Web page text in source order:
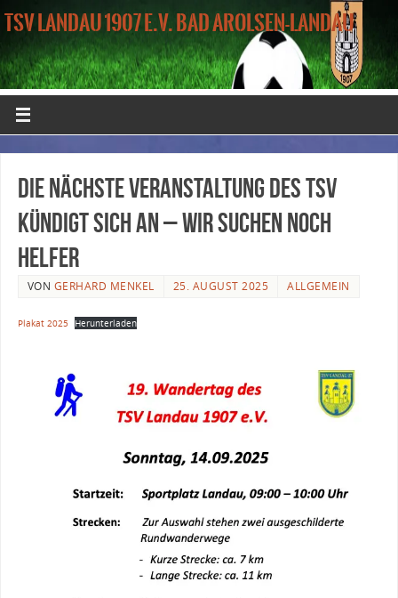
TSV LANDAU 1907 E.V. BAD AROLSEN-LANDAU
Die nächste Veranstaltung des TSV
kündigt sich an – Wir suchen noch
Helfer
VON GERHARD MENKEL 25. AUGUST 2025 ALLGEMEIN
Plakat 2025 Herunterladen